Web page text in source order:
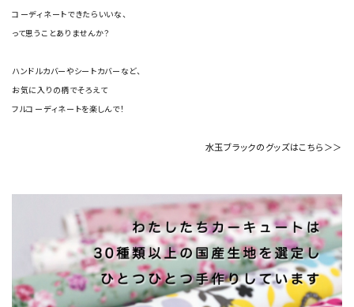
コーディネートできたらいいな、
って思うことありませんか？
ハンドルカバーやシートカバーなど、
お気に入りの柄でそろえて
フルコーディネートを楽しんで！
水玉ブラックのグッズはこちら＞＞